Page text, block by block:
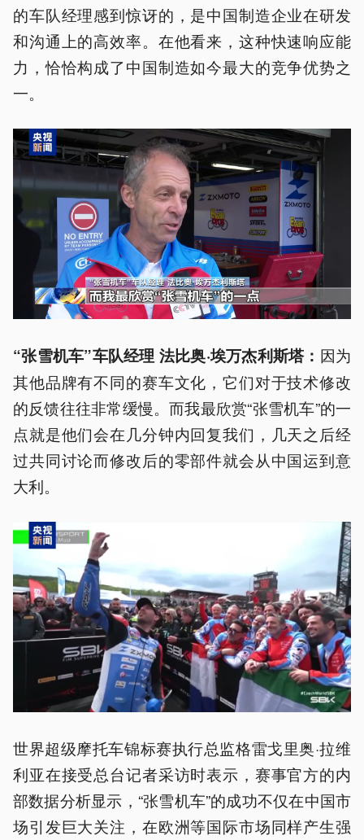
的车队经理感到惊讶的，是中国制造企业在研发
和沟通上的高效率。在他看来，这种快速响应能
力，恰恰构成了中国制造如今最大的竞争优势之
一。
“张雪机车”车队经理 法比奥·埃万杰利斯塔： 因为
其他品牌有不同的赛车文化，它们对于技术修改
的反馈往往非常缓慢。而我最欣赏“张雪机车”的一
点就是他们会在几分钟内回复我们，几天之后经
过共同讨论而修改后的零部件就会从中国运到意
大利。
世界超级摩托车锦标赛执行总监格雷戈里奥·拉维
利亚在接受总台记者采访时表示，赛事官方的内
部数据分析显示，“张雪机车”的成功不仅在中国市
场引发巨大关注，在欧洲等国际市场同样产生强